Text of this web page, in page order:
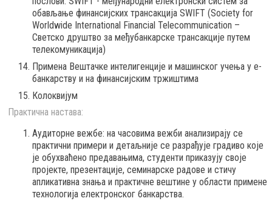
обављање финансијских трансакција SWIFT (Society for
Worldwide International Financial Telecommunication –
Светско друштво за међубанкарске трансакције путем
телекомуникација)
Примена Вештачке интелигенције и машинског учења у е-
банкарству и на финансијским тржиштима
Колоквијум
Практична настава:
Аудиторне вежбе: на часовима вежби анализирају се
практични примери и детаљније се разрађује градиво које
је обухваћено предавањима, студенти приказују своје
пројекте, презентације, семинарске радове и стичу
апликативна знања и практичне вештине у области примене
технологијa електронског банкарства.